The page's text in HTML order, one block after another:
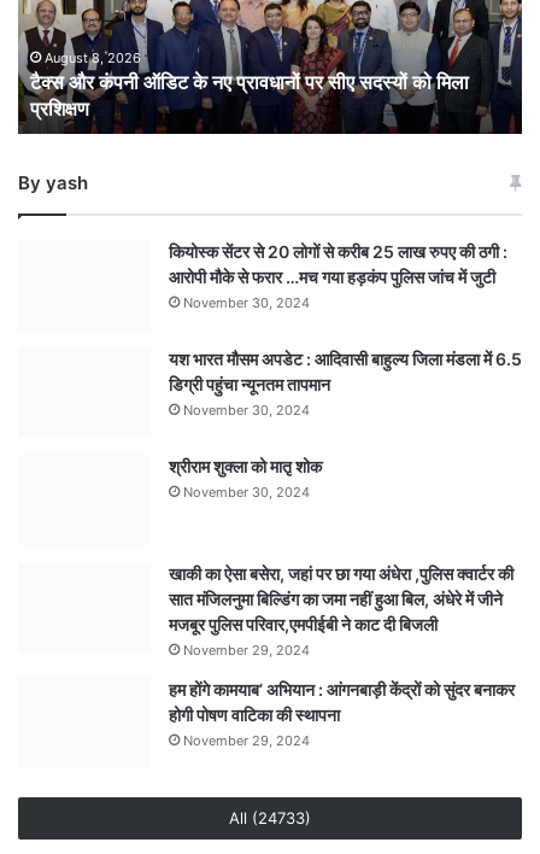
नए
प्रावधानों
पर
सीए
सदस्यों
को
प्रशिक्षण
August 8, 2026
टैक्स और कंपनी ऑडिट के नए प्रावधानों पर सीए सदस्यों को मिला
प्रशिक्षण
By yash
कियोस्क सेंटर से 20 लोगों से करीब 25 लाख रुपए की ठगी :
आरोपी मौके से फरार …मच गया हड़कंप पुलिस जांच में जुटी
November 30, 2024
यश भारत मौसम अपडेट : आदिवासी बाहुल्य जिला मंडला में 6.5
डिग्री पहुंचा न्यूनतम तापमान
November 30, 2024
श्रीराम शुक्ला को मातृ शोक
November 30, 2024
खाकी का ऐसा बसेरा, जहां पर छा गया अंधेरा ,पुलिस क्वार्टर की
सात मंजिलनुमा बिल्डिंग का जमा नहीं हुआ बिल, अंधेरे में जीने
मजबूर पुलिस परिवार,एमपीईबी ने काट दी बिजली
November 29, 2024
हम होंगे कामयाब’ अभियान : आंगनबाड़ी केंद्रों को सुंदर बनाकर
होगी पोषण वाटिका की स्थापना
November 29, 2024
All (24733)